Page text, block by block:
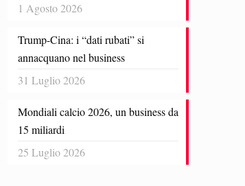
1 Agosto 2026
Trump-Cina: i “dati rubati” si
annacquano nel business
31 Luglio 2026
Mondiali calcio 2026, un business da
15 miliardi
25 Luglio 2026